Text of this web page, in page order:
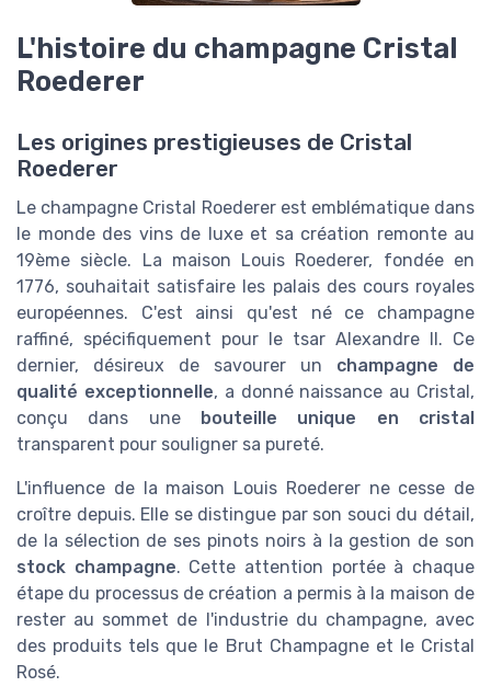
L'histoire du champagne Cristal
Roederer
Les origines prestigieuses de Cristal
Roederer
Le champagne Cristal Roederer est emblématique dans
le monde des vins de luxe et sa création remonte au
19ème siècle. La maison Louis Roederer, fondée en
1776, souhaitait satisfaire les palais des cours royales
européennes. C'est ainsi qu'est né ce champagne
raffiné, spécifiquement pour le tsar Alexandre II. Ce
dernier, désireux de savourer un champagne de
qualité exceptionnelle, a donné naissance au Cristal,
conçu dans une bouteille unique en cristal
transparent pour souligner sa pureté.
L'influence de la maison Louis Roederer ne cesse de
croître depuis. Elle se distingue par son souci du détail,
de la sélection de ses pinots noirs à la gestion de son
stock champagne. Cette attention portée à chaque
étape du processus de création a permis à la maison de
rester au sommet de l'industrie du champagne, avec
des produits tels que le Brut Champagne et le Cristal
Rosé.